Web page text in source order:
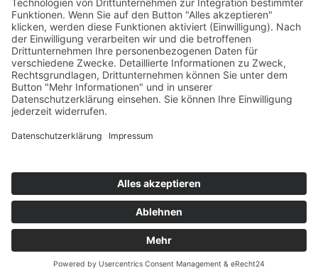
Praxispädagog:innen
Team PPS und Bürozeiten
Anmeldung zum Studium
Fortbildung
Seminare 26/27
Seminare 25/26
Infoletter
Aktuelles
Anmeldezeiten
InduktionPlus
Elementarpädagogik
Hochschullehrgänge EP
ARGE Lehrer:innen Gesundheit
Aktuelles
Fortbildungen
Gesundheitsvertrauenspersonen
Veröffentlichungen
Partner